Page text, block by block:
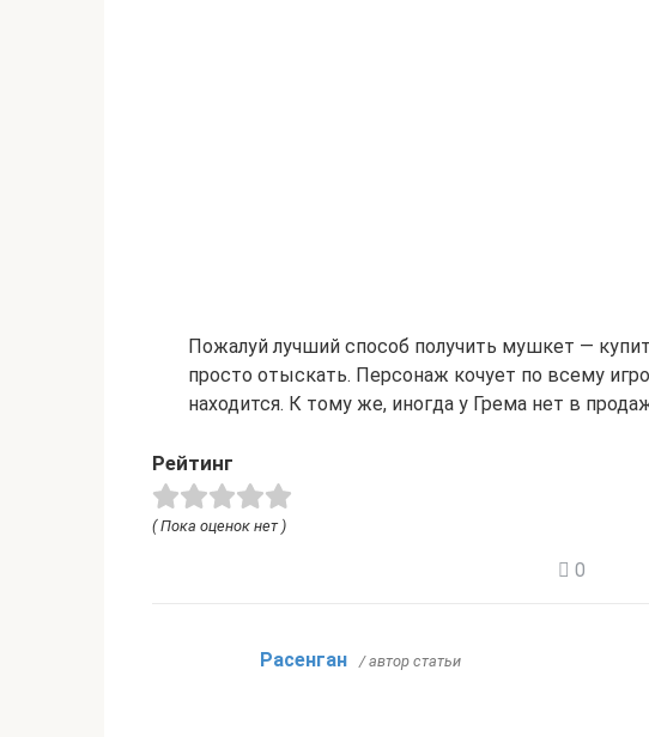
Пожалуй лучший способ получить мушкет —
просто отыскать. Персонаж кочует по всему
находится. К тому же, иногда у Грема нет в
Рейтинг
( Пока оценок нет )
0
Расенган / автор статьи